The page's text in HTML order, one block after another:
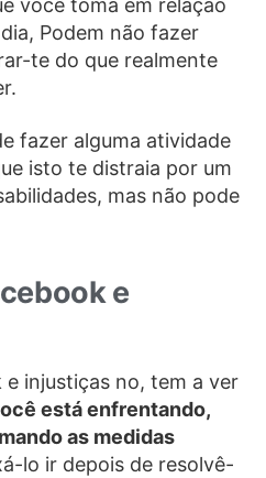
você toma em relação
Podem não fazer
te do que realmente
fazer alguma atividade
isto te distraia por um
mas não pode
e
injustiças no, tem a ver
está enfrentando,
as medidas
lo ir depois de resolvê-